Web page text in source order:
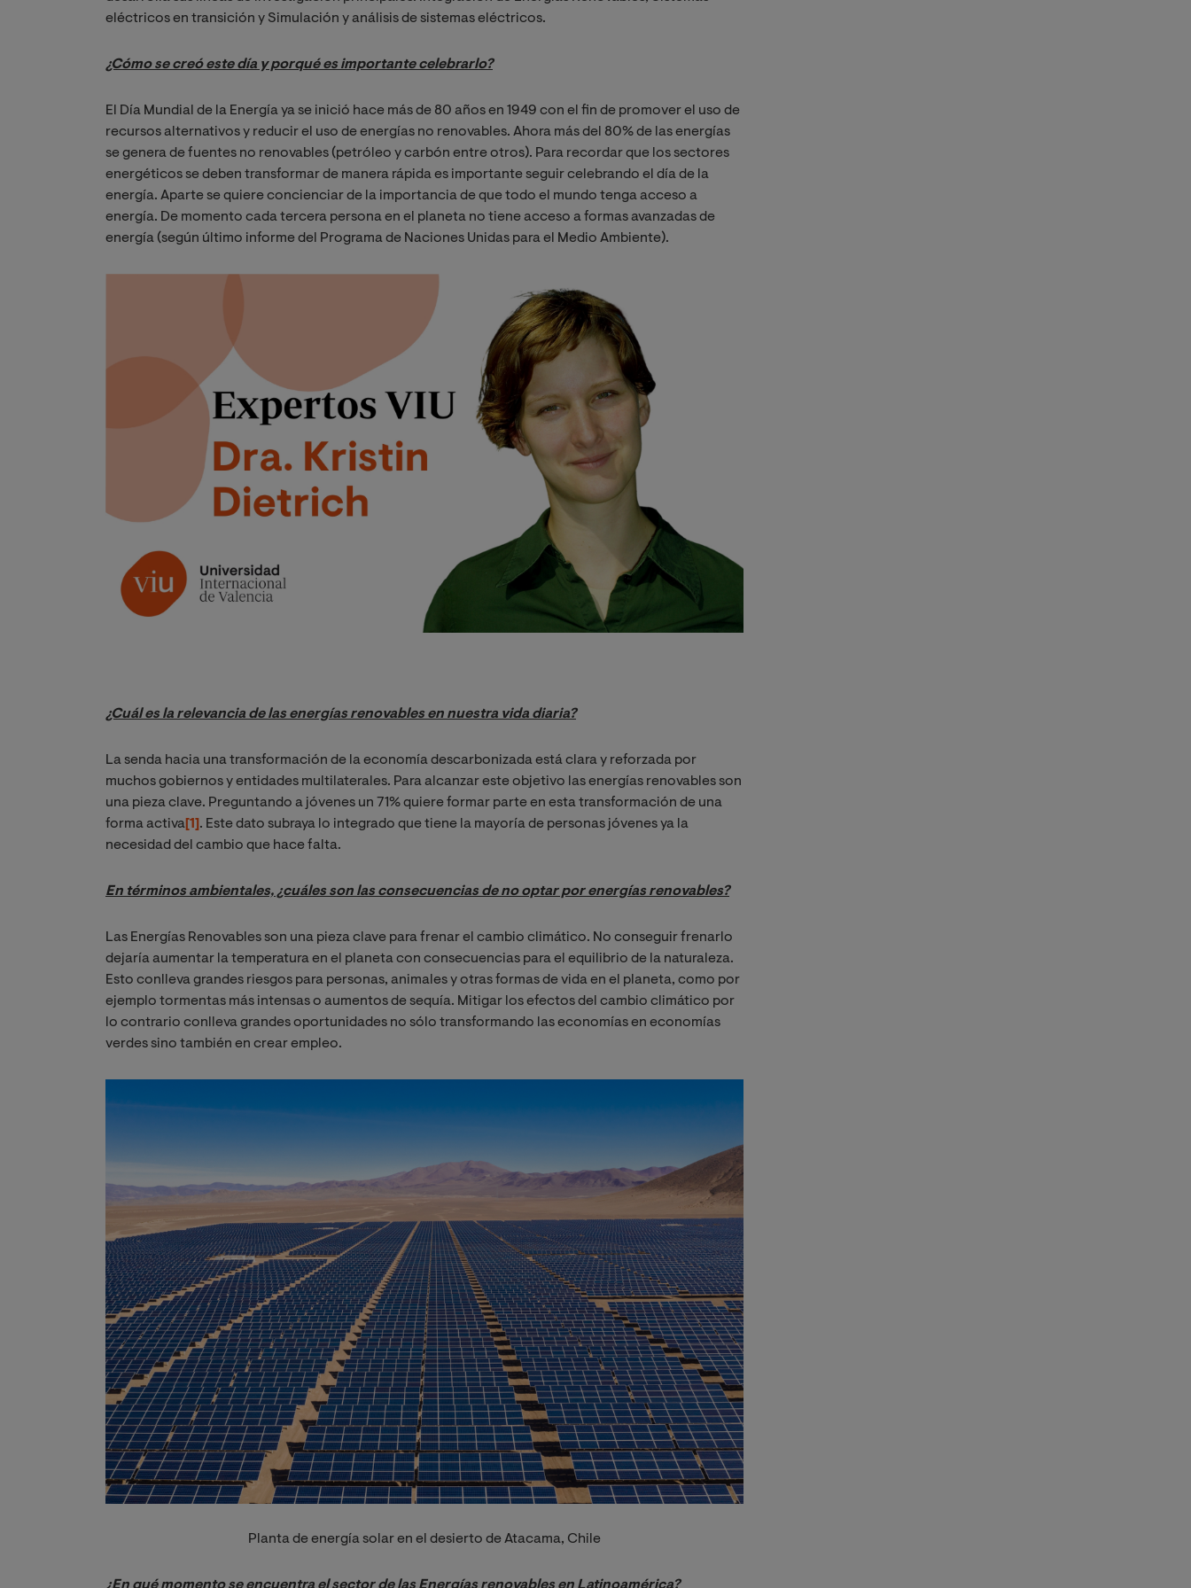
eléctricos en transición y Simulación y análisis de sistemas eléctricos.
¿Cómo se creó este día y porqué es importante celebrarlo?
El Día Mundial de la Energía ya se inició hace más de 80 años en 1949 con el fin de promover el uso de
recursos alternativos y reducir el uso de energías no renovables. Ahora más del 80% de las energías
se genera de fuentes no renovables (petróleo y carbón entre otros). Para recordar que los sectores
energéticos se deben transformar de manera rápida es importante seguir celebrando el día de la
energía. Aparte se quiere concienciar de la importancia de que todo el mundo tenga acceso a
energía. De momento cada tercera persona en el planeta no tiene acceso a formas avanzadas de
energía (según último informe del Programa de Naciones Unidas para el Medio Ambiente).
¿Cuál es la relevancia de las energías renovables en nuestra vida diaria?
La senda hacia una transformación de la economía descarbonizada está clara y reforzada por
muchos gobiernos y entidades multilaterales. Para alcanzar este objetivo las energías renovables son
una pieza clave. Preguntando a jóvenes un 71% quiere formar parte en esta transformación de una
forma activa[1] . Este dato subraya lo integrado que tiene la mayoría de personas jóvenes ya la
necesidad del cambio que hace falta.
En términos ambientales, ¿cuáles son las consecuencias de no optar por energías renovables?
Las Energías Renovables son una pieza clave para frenar el cambio climático. No conseguir frenarlo
dejaría aumentar la temperatura en el planeta con consecuencias para el equilibrio de la naturaleza.
Esto conlleva grandes riesgos para personas, animales y otras formas de vida en el planeta, como por
ejemplo tormentas más intensas o aumentos de sequía. Mitigar los efectos del cambio climático por
lo contrario conlleva grandes oportunidades no sólo transformando las economías en economías
verdes sino también en crear empleo.
Planta de energía solar en el desierto de Atacama, Chile